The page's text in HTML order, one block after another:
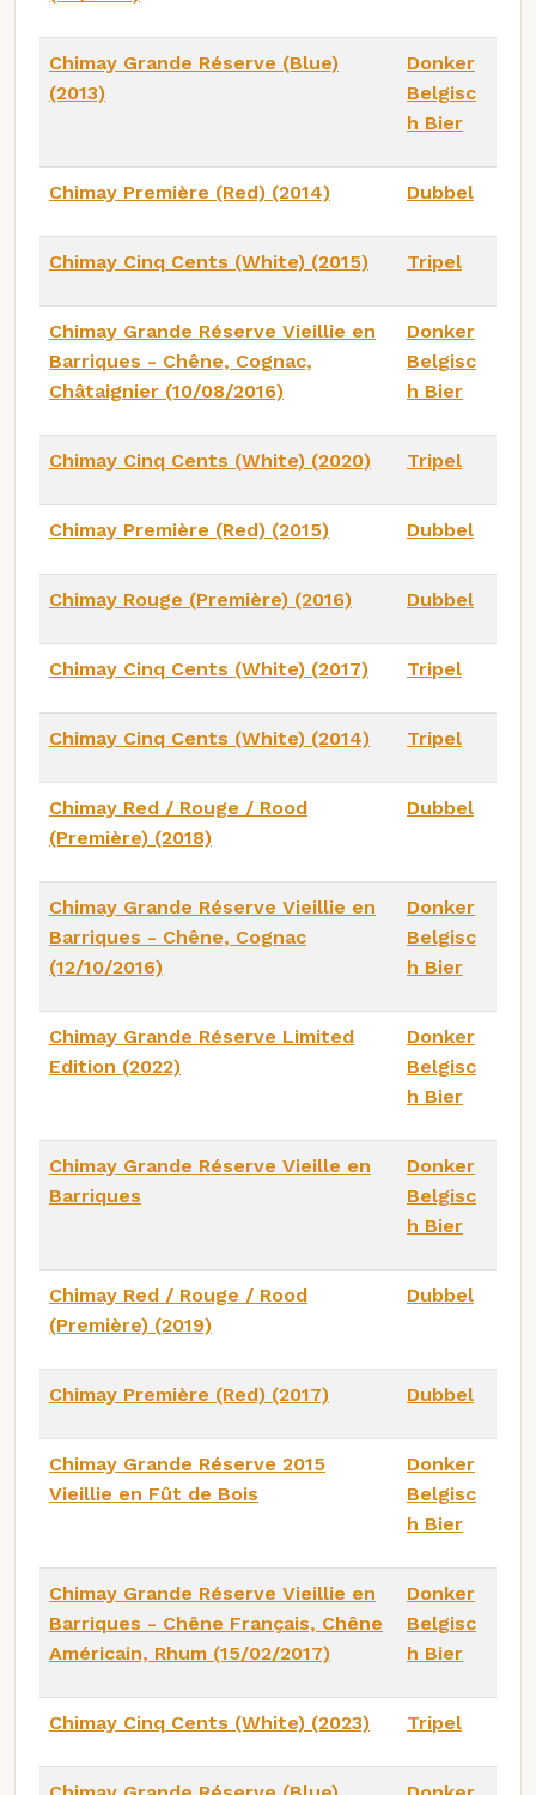
Chimay Grande Réserve (Blue)
(2013)
Donker
Belgisc
h Bier
Chimay Première (Red) (2014) Dubbel
Chimay Cinq Cents (White) (2015) Tripel
Chimay Grande Réserve Vieillie en
Barriques - Chêne, Cognac,
Châtaignier (10/08/2016)
Donker
Belgisc
h Bier
Chimay Cinq Cents (White) (2020) Tripel
Chimay Première (Red) (2015) Dubbel
Chimay Rouge (Première) (2016) Dubbel
Chimay Cinq Cents (White) (2017) Tripel
Chimay Cinq Cents (White) (2014) Tripel
Chimay Red / Rouge / Rood
(Première) (2018)
Dubbel
Chimay Grande Réserve Vieillie en
Barriques - Chêne, Cognac
(12/10/2016)
Donker
Belgisc
h Bier
Chimay Grande Réserve Limited
Edition (2022)
Donker
Belgisc
h Bier
Chimay Grande Réserve Vieille en
Barriques
Donker
Belgisc
h Bier
Chimay Red / Rouge / Rood
(Première) (2019)
Dubbel
Chimay Première (Red) (2017) Dubbel
Chimay Grande Réserve 2015
Vieillie en Fût de Bois
Donker
Belgisc
h Bier
Chimay Grande Réserve Vieillie en
Barriques - Chêne Français, Chêne
Américain, Rhum (15/02/2017)
Donker
Belgisc
h Bier
Chimay Cinq Cents (White) (2023) Tripel